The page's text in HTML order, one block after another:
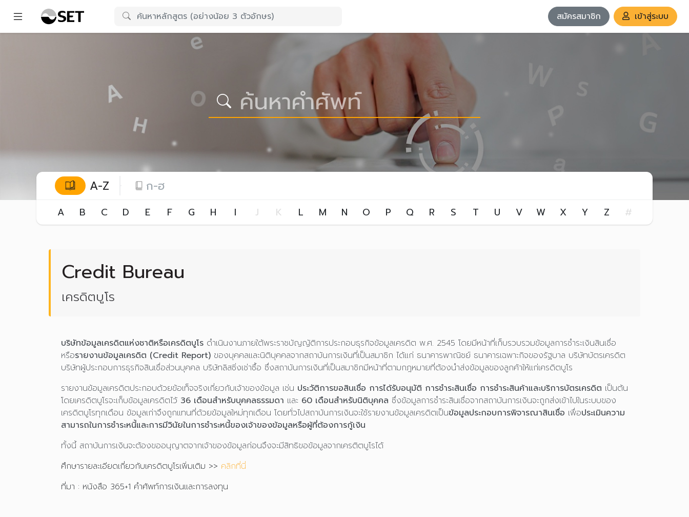
สมัครสมาชิก เข้าสู่ระบบ
A-Z ก-ฮ
A B C D E F G H I J K L M N O P Q R S T U V W X Y Z #
Credit Bureau
เครดิตบูโร
บริษัทข้อมูลเครดิตแห่งชาติหรือเครดิตบูโร ดำเนินงานภายใต้พระราชบัญญัติการประกอบธุรกิจข้อมูลเครดิต พ.ศ. 2545 โดยมีหน้าที่เก็บรวบรวมข้อมูลการชำระเงินสินเชื่อ
หรือรายงานข้อมูลเครดิต (Credit Report) ของบุคคลและนิติบุคคลจากสถาบันการเงินที่เป็นสมาชิก ได้แก่ ธนาคารพาณิชย์ ธนาคารเฉพาะกิจของรัฐบาล บริษัทบัตรเครดิต
บริษัทผู้ประกอบการธุรกิจสินเชื่อส่วนบุคคล บริษัทลิสซิ่งเช่าซื้อ ซึ่งสถาบันการเงินที่เป็นสมาชิกมีหน้าที่ตามกฎหมายที่ต้องนำส่งข้อมูลของลูกค้าให้แก่เครดิตบูโร
รายงานข้อมูลเครดิตประกอบด้วยข้อเท็จจริงเกี่ยวกับเจ้าของข้อมูล เช่น ประวัติการขอสินเชื่อ การได้รับอนุมัติ การชำระสินเชื่อ การชำระสินค้าและบริการบัตรเครดิต เป็นต้น
โดยเครดิตบูโรจะเก็บข้อมูลเครดิตไว้ 36 เดือนสำหรับบุคคลธรรมดา และ 60 เดือนสำหรับนิติบุคคล ซึ่งข้อมูลการชำระสินเชื่อจากสถาบันการเงินจะถูกส่งเข้าไปในระบบของ
เครดิตบูโรทุกเดือน ข้อมูลเก่าจึงถูกแทนที่ด้วยข้อมูลใหม่ทุกเดือน โดยทั่วไปสถาบันการเงินจะใช้รายงานข้อมูลเครดิตเป็นข้อมูลประกอบการพิจารณาสินเชื่อ เพื่อประเมินความ
สามารถในการชำระหนี้และการมีวินัยในการชำระหนี้ของเจ้าของข้อมูลหรือผู้ที่ต้องการกู้เงิน
ทั้งนี้ สถาบันการเงินจะต้องขออนุญาตจากเจ้าของข้อมูลก่อนจึงจะมีสิทธิขอข้อมูลจากเครติตบูโรได้
ศึกษารายละเอียดเกี่ยวกับเครดิตบูโรเพิ่มเติม >> คลิกที่นี่
ที่มา : หนังสือ 365+1 คำศัพท์การเงินและการลงทุน